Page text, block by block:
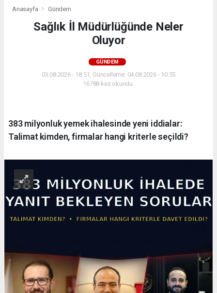
Anasayfa Gündem
Sağlık İl Müdürlüğünde Neler
Oluyor
GÜNDEM
03.08.2026 - 18:51, Güncelleme: 04.08.2026 - 10:55
16788 kez okundu.
383 milyonluk yemek ihalesinde yeni iddialar:
Talimat kimden, firmalar hangi kriterle seçildi?